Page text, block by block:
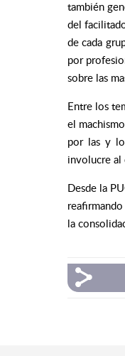
también
del
de cada
por
sobre las
Entre los
el
por las y
involucre al
Desde la
la